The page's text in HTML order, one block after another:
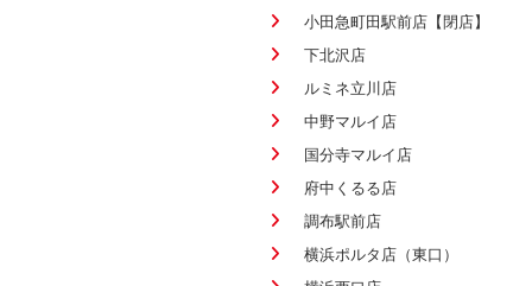
小田急町田駅前店【閉店】
下北沢店
ルミネ立川店
中野マルイ店
国分寺マルイ店
府中くるる店
調布駅前店
横浜ポルタ店（東口）